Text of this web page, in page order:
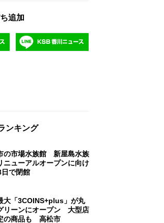
追加
ンキング
の市場水族館 新屋島水族
ニューアルオープンに向け
で閉館
大「3COINS+plus」が丸
リーンにオープン 大型店
の商品も 高松市